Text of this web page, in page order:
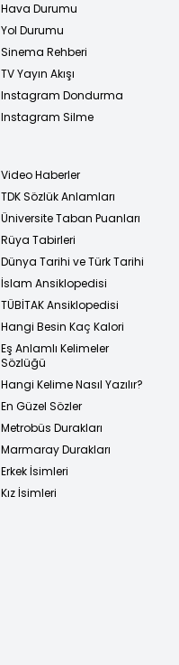
Hava Durumu
Yol Durumu
Sinema Rehberi
TV Yayın Akışı
Instagram Dondurma
Instagram Silme
Video Haberler
TDK Sözlük Anlamları
Üniversite Taban Puanları
Rüya Tabirleri
Dünya Tarihi ve Türk Tarihi
İslam Ansiklopedisi
TÜBİTAK Ansiklopedisi
Hangi Besin Kaç Kalori
Eş Anlamlı Kelimeler
Sözlüğü
Hangi Kelime Nasıl Yazılır?
En Güzel Sözler
Metrobüs Durakları
Marmaray Durakları
Erkek İsimleri
Kız İsimleri